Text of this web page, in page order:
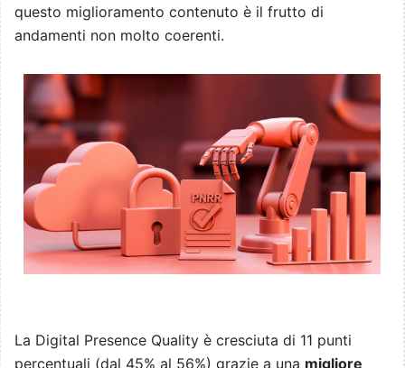
questo miglioramento contenuto è il frutto di
andamenti non molto coerenti.
La Digital Presence Quality è cresciuta di 11 punti
percentuali (dal 45% al 56%) grazie a una migliore